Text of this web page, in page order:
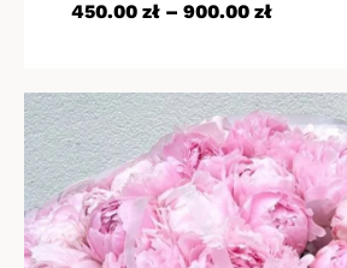
450.00 zł – 900.00 zł